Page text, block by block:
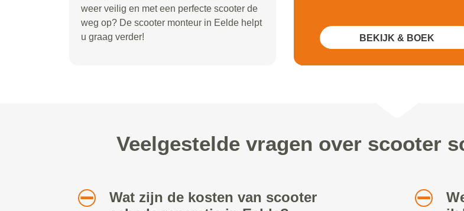
weer veilig en met een perfecte scooter de
weg op? De scooter monteur in Eelde helpt
u graag verder!
BEKIJK & BOEK
Veelgestelde vragen over scooter
Wat zijn de kosten van scooter